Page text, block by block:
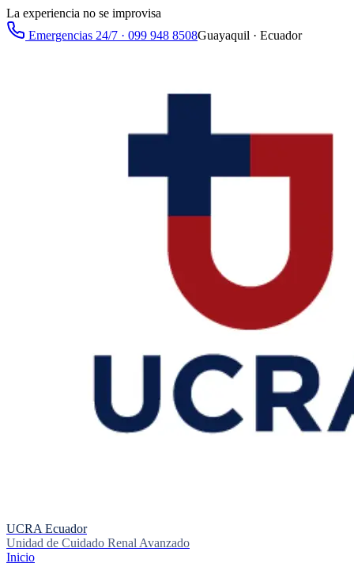
La experiencia no se improvisa
Emergencias 24/7 · 099 948 8508Guayaquil · Ecuador
UCRA Ecuador
Unidad de Cuidado Renal Avanzado
Inicio